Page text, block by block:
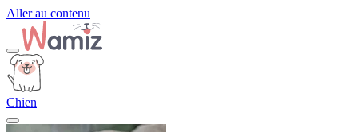
Aller au contenu
Chien